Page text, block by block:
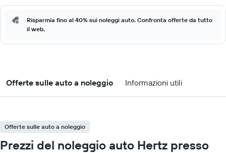
Risparmia fino al 40% sui noleggi auto. Confronta offerte da tutto
il web.
Offerte sulle auto a noleggio Informazioni utili
Offerte sulle auto a noleggio
Prezzi del noleggio auto Hertz presso